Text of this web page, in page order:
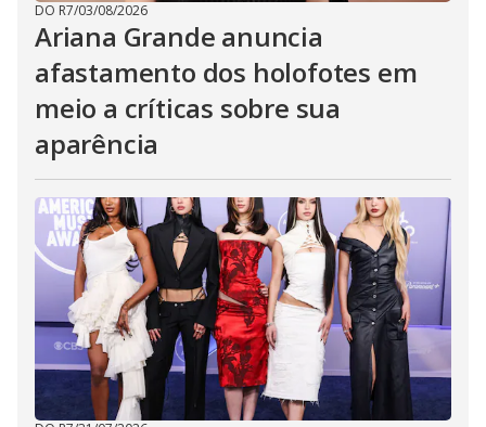
DO R7/03/08/2026
Ariana Grande anuncia
afastamento dos holofotes em
meio a críticas sobre sua
aparência